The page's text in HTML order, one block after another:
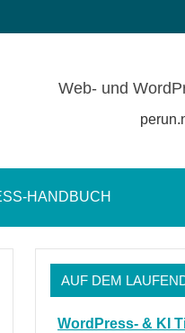
Web- und
HANDBUCH
AUF DEM
WordPress- & KI